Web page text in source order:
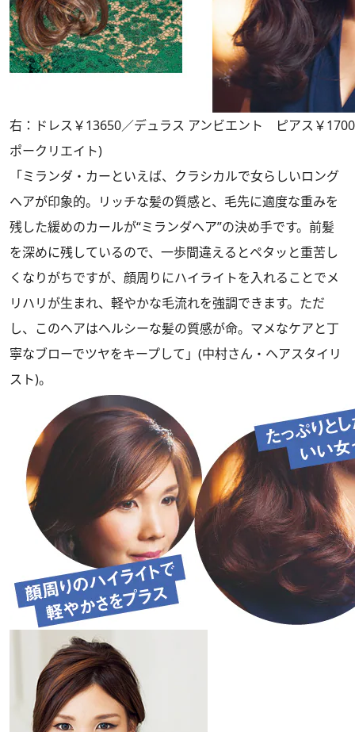
右：ドレス￥13650／デュラス アンビエント ピアス￥
ポークリエイト)
「ミランダ・カーといえば、クラシカルで女らしいロング
ヘアが印象的。リッチな髪の質感と、毛先に適度な重みを
残した緩めのカールが“ミランダヘア”の決め手です。前髪
を深めに残しているので、一歩間違えるとペタッと重苦し
くなりがちですが、顔周りにハイライトを入れることでメ
リハリが生まれ、軽やかな毛流れを強調できます。ただ
し、このヘアはヘルシーな髪の質感が命。マメなケアと丁
寧なブローでツヤをキープして」(中村さん・ヘアスタイリ
スト)。